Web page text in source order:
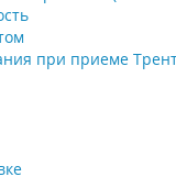
при приеме